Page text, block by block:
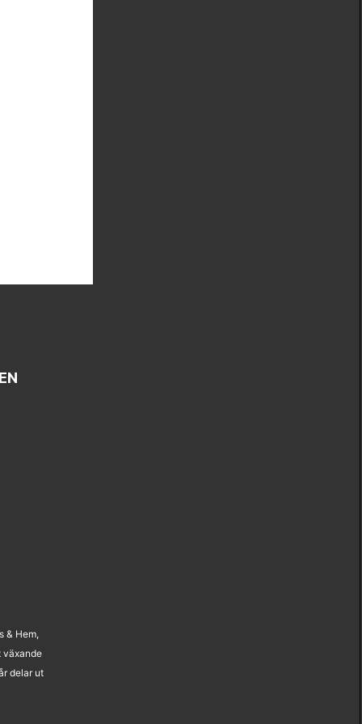
& Hem,
växande
delar ut